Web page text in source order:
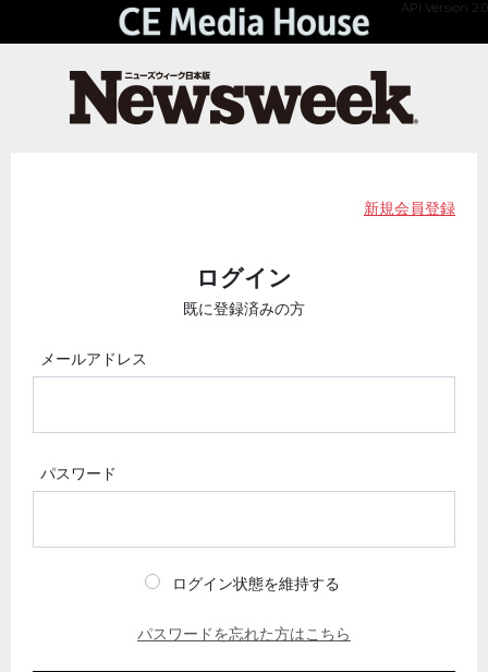
API Version 2.0
新規会員登録
ログイン
既に登録済みの方
メールアドレス
パスワード
ログイン状態を維持する
パスワードを忘れた方はこちら